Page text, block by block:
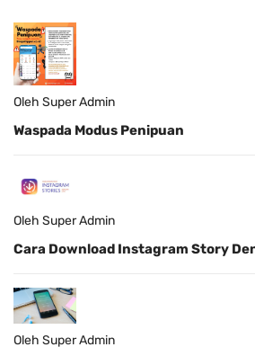
Oleh Super Admin
Waspada Modus Penipuan
Oleh Super Admin
Cara Download Instagram Story
Oleh Super Admin